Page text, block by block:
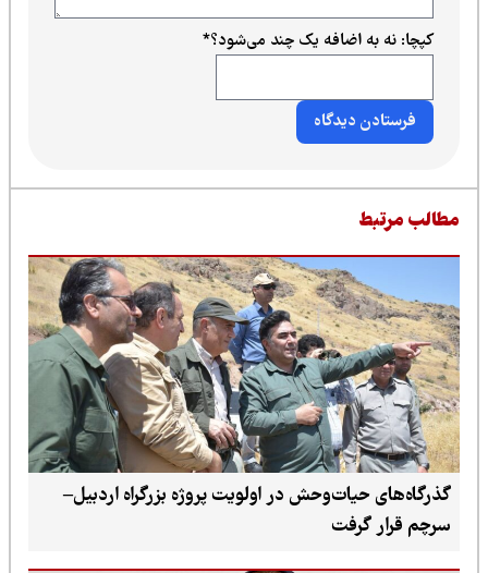
کپچا: نه به اضافه یک چند می‌شود؟*
مرتبط
گذرگاه‌های حیات‌وحش در اولویت پروژه بزرگراه اردبیل–
سرچم قرار گرفت